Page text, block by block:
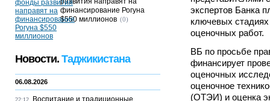
экспертов Банка
ключевых
оценочных работ.
ВБ по просьбе
финансирует
оценочных
оценочное
(ОТЭИ) и оценка
финансирование Рогуна
$550 миллионов (0)
Новости. Таджикистана
06.08.2026
22:12
Воспитание и традиционные